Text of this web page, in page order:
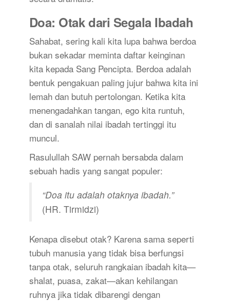
Doa: Otak dari Segala Ibadah
Sahabat, sering kali kita lupa bahwa berdoa
bukan sekadar meminta daftar keinginan
kita kepada Sang Pencipta. Berdoa adalah
bentuk pengakuan paling jujur bahwa kita ini
lemah dan butuh pertolongan. Ketika kita
menengadahkan tangan, ego kita runtuh,
dan di sanalah nilai ibadah tertinggi itu
muncul.
Rasulullah SAW pernah bersabda dalam
sebuah hadis yang sangat populer:
“Doa itu adalah otaknya ibadah.”
(HR. Tirmidzi)
Kenapa disebut otak? Karena sama seperti
tubuh manusia yang tidak bisa berfungsi
tanpa otak, seluruh rangkaian ibadah kita—
shalat, puasa, zakat—akan kehilangan
ruhnya jika tidak dibarengi dengan